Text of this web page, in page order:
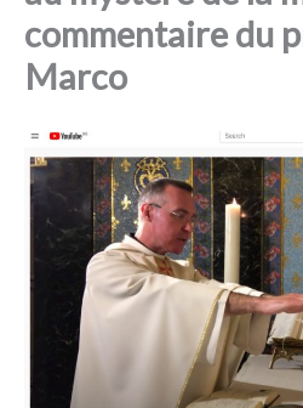
commentaire du
Marco